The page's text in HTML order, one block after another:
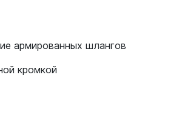
армированных шлангов
кромкой